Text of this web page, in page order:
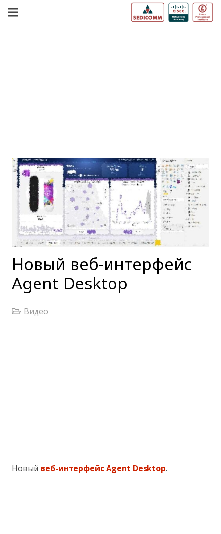
Новый веб-интерфейс
Agent Desktop
Видео
Новый веб-интерфейс Agent Desktop.